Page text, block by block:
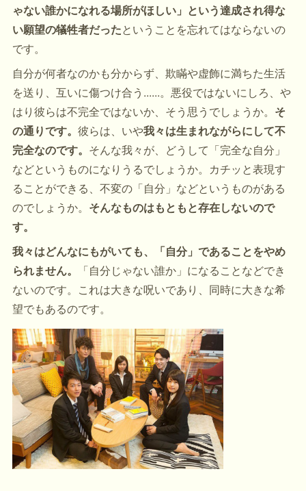
ゃない誰かになれる場所がほしい」という達成され得な
い願望の犠牲者だったということを忘れてはならないの
です。
自分が何者なのかも分からず、欺瞞や虚飾に満ちた生活
を送り、互いに傷つけ合う......。悪役ではないにしろ、や
はり彼らは不完全ではないか、そう思うでしょうか。 そ
の通りです。彼らは、いや我々は生まれながらにして不
完全なのです。 そんな我々が、どうして「完全な自分」
などというものになりうるでしょうか。カチッと表現す
ることができる、不変の「自分」などというものがある
のでしょうか。 そんなものはもともと存在しないので
す。
我々はどんなにもがいても、「自分」であることをやめ
られません。
「自分じゃない誰か」になることなどでき
ないのです。これは大きな呪いであり、同時に大きな希
望でもあるのです。